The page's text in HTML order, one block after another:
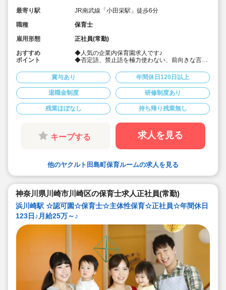
最寄り駅
JR南武線「小田栄駅」徒歩6分
職種
保育士
雇用形態
正社員(常勤)
おすすめ
ポイント
◆人気の企業内保育園求人です♪
◆否定語、禁止語を極力使わない、前向きな言葉
◆4年連続、ホワイト企業認定されています！就
業環境、給与、保育内容等、全ての分野で安心の
企業が運営しています！
◆書類作成は、連絡帳は手書きですが、それ以外
はタブレット端末等を使用しておりますので効率
良く勤務出来ます！
◆ピアノが弾ける方、苦手な方、どちらの方でも
ご安心ください。苦手な方はタブレット等で音楽
を流します！弾ける方はピアノのご用意もありま
す！
◆１フロアで死角が少ないので、安心して保育す
る事が出来ます！
月1回の出勤で、土曜日はたっぷり時間があるの
ライベートと両立して働くことが出来ます。
◆年間休日120日、退職金制度あり、充実の福利
厚生♪
◆定員数は30名ですが、現在ヤクルトレディーさ
ルトレディーさんはほとんどの方がパートとして
勤務されているので、お迎えが一般的な保育園よ
り早めなので、遅くまで残ってという心配はあり
ません！
◆「日々の保育の延長を保護者の方にも見て頂き
たい」という考えの元行事を実施しています。
◆もちろん、川崎駅からのバス代も交通費として
支給致します！川崎駅からバスで徒歩も含めて10
分程度です！
賞与あり 年間休日120日以上
退職金制度 研修制度あり
残業ほぼなし 持ち帰り残業無し
キープする 求人を見る
他のヤクルト田島町保育ルームの求人を見る
神奈川県川崎市川崎区の保育士求人正社員(常勤)
浜川崎駅 ☆認可園☆保育士☆主体性保育☆正社員☆年間休日
123日♪月給25万～♪